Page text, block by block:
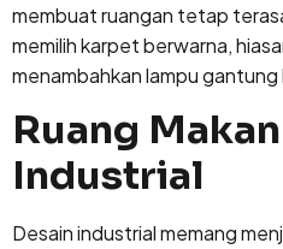
membuat ruangan tetap
memilih karpet berwarna,
menambahkan lampu
Ruang
Industrial
Desain industrial memang